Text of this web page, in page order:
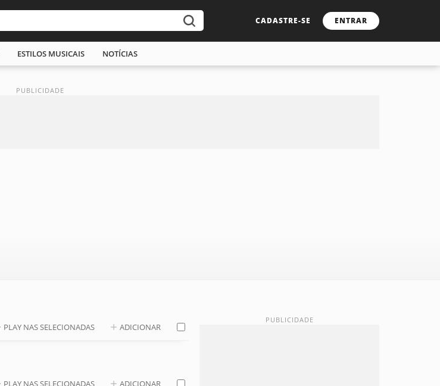
CADASTRE-SE ENTRAR
ESTILOS MUSICAIS NOTÍCIAS
PLAY NAS SELECIONADAS ADICIONAR
PLAY NAS SELECIONADAS ADICIONAR